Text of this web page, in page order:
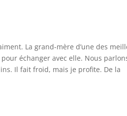
La grand-mère d’une des
échanger avec elle. Nous
Il fait froid, mais je profite. De la